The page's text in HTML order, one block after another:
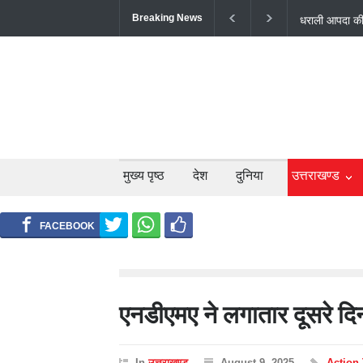
Breaking News
उत्तराखंड में
बंद; श्रद्धालु
मुख्य पृष्ठ देश दुनिया उत्तराखण्ड
एनडीएमए ने लगातार दूसरे